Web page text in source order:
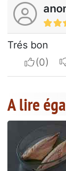
Trés bon
I
A lire